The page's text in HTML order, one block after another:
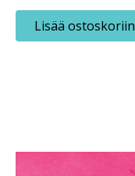
Lisää ostoskoriin